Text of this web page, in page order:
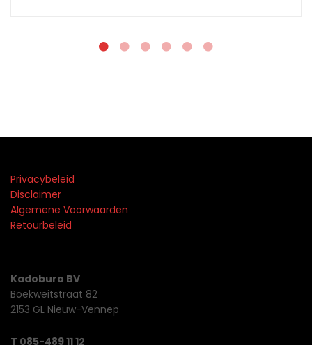
Privacybeleid
Disclaimer
Algemene Voorwaarden
Retourbeleid
Kadoburo BV
Boekweitstraat 82
2153 GL Nieuw-Vennep
T 085-489 11 12